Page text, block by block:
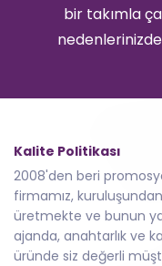
bir takımla
Kalite Politikası
2008'den beri
firmamız,
üretmekte ve bunun
ajanda, anahtarlık ve
üründe siz değerli